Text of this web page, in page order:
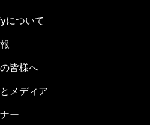
について
皆様へ
メディア
ー